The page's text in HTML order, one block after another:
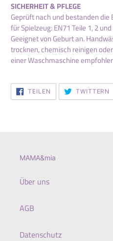
SICHERHEIT & PFLEGE
Geprüft nach und bestanden
für Spielzeug: EN71 Teile 1, 2
Geeignet von Geburt an.
trocknen, chemisch reinigen
einer Waschmaschine
TEILEN
FACEBOOK
TEILEN
TWITTERN
MAMA&mia
Über uns
AGB
Datenschutz